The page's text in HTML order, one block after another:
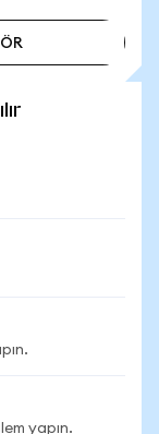
yapın.